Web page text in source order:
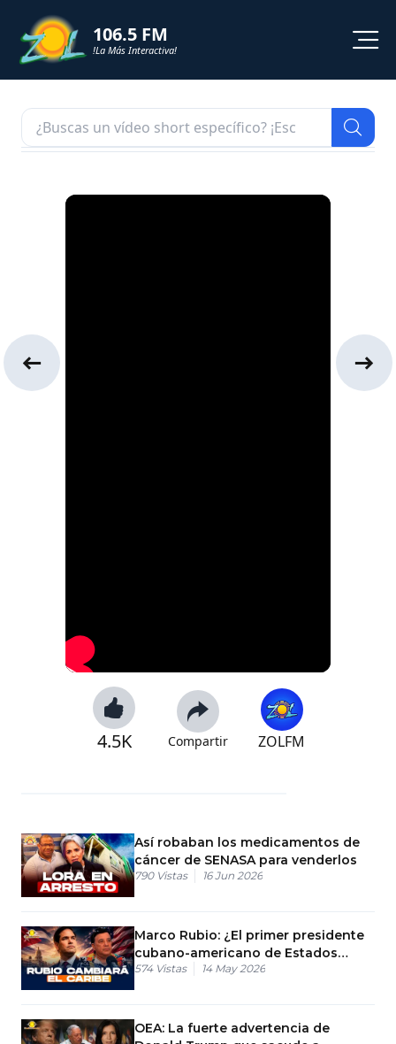
106.5 FM
!La Más Interactiva!
NOTICIAS
ZOL TV
4.5K Compartir ZOLFM
Así robaban los medicamentos de
cáncer de SENASA para venderlos
790 Vistas 16 Jun 2026
Marco Rubio: ¿El primer presidente
cubano-americano de Estados
Unidos?
574 Vistas 14 May 2026
OEA: La fuerte advertencia de